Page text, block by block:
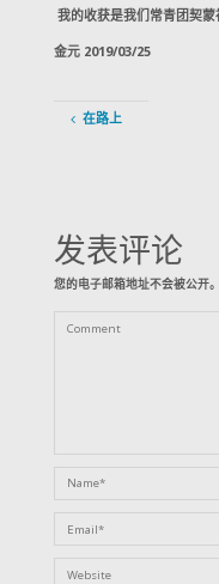
我的收获是我们常青团契蒙
金元 2019/03/25
在路上
发表评论
您的电子邮箱地址不会被公开。